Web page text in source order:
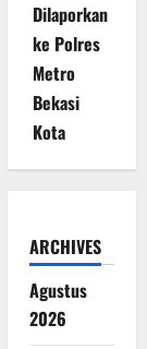
Dilaporkan
ke Polres
Metro
Bekasi
Kota
ARCHIVES
Agustus
2026